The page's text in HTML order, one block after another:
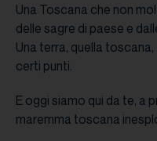
Una Toscana che non
delle sagre di paese e
Una terra, quella
certi punti.
E oggi siamo qui da te, a
maremma toscana